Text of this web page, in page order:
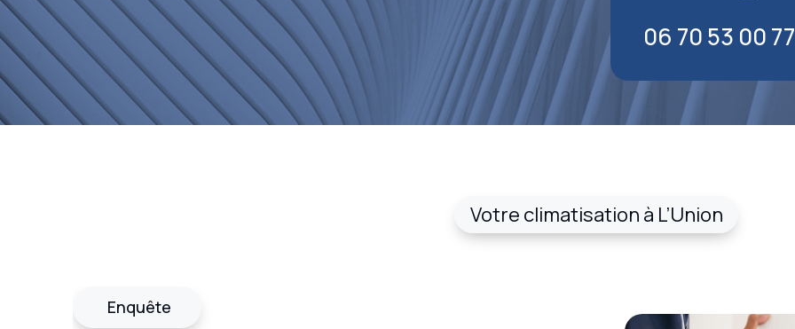
06 70 53 00 77
Votre climatisation à L’Union
Enquête